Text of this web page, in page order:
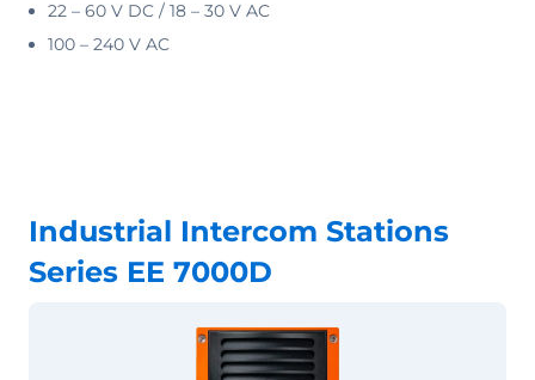
22 – 60 V DC / 18 – 30 V AC
100 – 240 V AC
Industrial Intercom Stations
Series EE 7000D